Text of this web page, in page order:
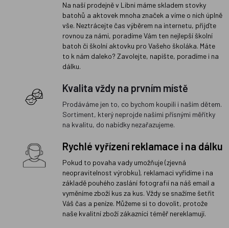
Na naší prodejně v Libni máme skladem stovky
batohů a aktovek mnoha značek a víme o nich úplně
vše. Neztrácejte čas výběrem na internetu, přijďte
rovnou za námi, poradíme Vám ten nejlepší školní
batoh či školní aktovku pro Vašeho školáka. Máte
to k nám daleko? Zavolejte, napište, poradíme i na
dálku.
Kvalita vždy na prvním místě
Prodáváme jen to, co bychom koupili i našim dětem.
Sortiment, který neprojde našimi přísnými měřítky
na kvalitu, do nabídky nezařazujeme.
Rychlé vyřízení reklamace i na dálku
Pokud to povaha vady umožňuje (zjevná
neopravitelnost výrobku), reklamaci vyřídíme i na
základě pouhého zaslání fotografií na náš email a
vyměníme zboží kus za kus. Vždy se snažíme šetřit
Váš čas a peníze. Můžeme si to dovolit, protože
naše kvalitní zboží zákazníci téměř nereklamují.